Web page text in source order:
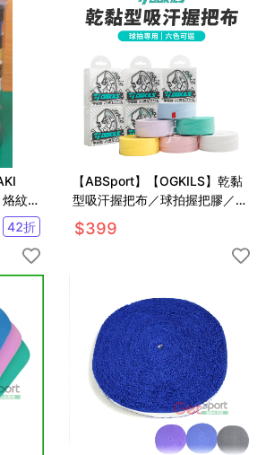
紋握
42折
【ABSport】【OGKILS】乾黏
型吸汗握把布／球拍握把膠／羽
毛球手膠／握把纏繞帶／羽球／
網球
$399